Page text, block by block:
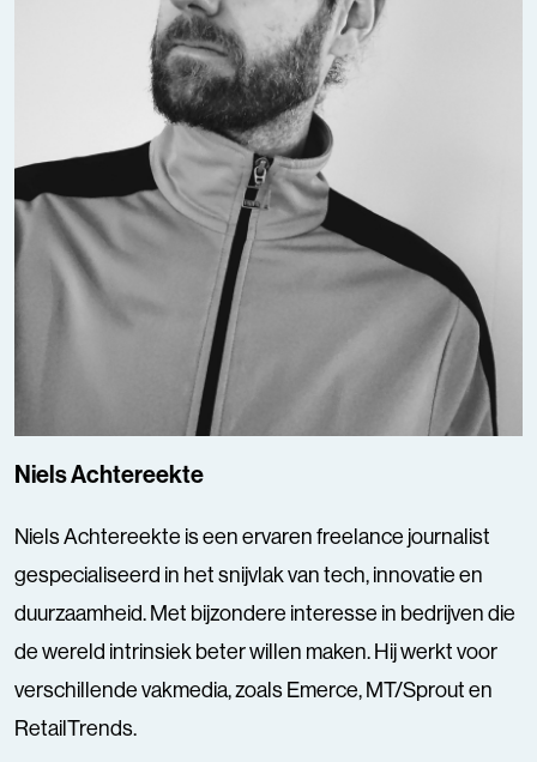
Niels Achtereekte
Niels Achtereekte is een ervaren freelance journalist
gespecialiseerd in het snijvlak van tech, innovatie en
duurzaamheid. Met bijzondere interesse in bedrijven die
de wereld intrinsiek beter willen maken. Hij werkt voor
verschillende vakmedia, zoals Emerce, MT/Sprout en
RetailTrends.